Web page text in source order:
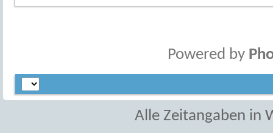
Powered by
Alle Zeitangaben in